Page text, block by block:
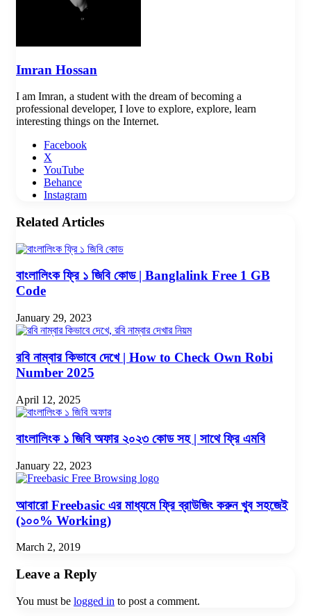
Imran Hossan
I am Imran, a student with the dream of becoming a
professional developer, I love to explore, explore, learn
interesting things on the Internet.
Facebook
X
YouTube
Behance
Instagram
Related Articles
বাংলালিংক ফ্রি ১ জিবি কোড | Banglalink Free 1 GB
Code
January 29, 2023
রবি নাম্বার কিভাবে দেখে | How to Check Own Robi
Number 2025
April 12, 2025
বাংলালিংক ১ জিবি অফার ২০২৩ কোড সহ | সাথে ফ্রি এমবি
January 22, 2023
আবারো Freebasic এর মাধ্যমে ফ্রি ব্রাউজিং করুন খুব সহজেই
(১০০% Working)
March 2, 2019
Leave a Reply
You must be logged in to post a comment.